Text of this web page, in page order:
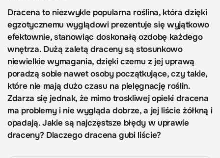
Dracena to niezwykle popularna roślina, która dzięki
egzotycznemu wyglądowi prezentuje się wyjątkowo
efektownie, stanowiąc doskonałą ozdobę każdego
wnętrza. Dużą zaletą draceny są stosunkowo
niewielkie wymagania, dzięki czemu z jej uprawą
poradzą sobie nawet osoby początkujące, czy takie,
które nie mają dużo czasu na pielęgnację roślin.
Zdarza się jednak, że mimo troskliwej opieki dracena
ma problemy i nie wygląda dobrze, a jej liście żółkną i
opadają. Jakie są najczęstsze błędy w uprawie
draceny? Dlaczego dracena gubi liście?